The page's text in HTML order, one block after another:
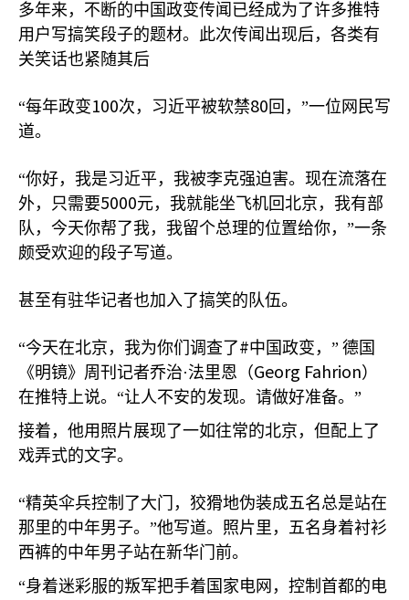
多年来，不断的中国政变传闻已经成为了许多推特
用户写搞笑段子的题材。此次传闻出现后，各类有
关笑话也紧随其后
“每年政变100次，习近平被软禁80 回，”一位网民写
道。
“你好，我是习近平，我被李克强迫害。现在流落在
外，只需要5000元，我就能坐飞机回北京，我有部
队，今天你帮了我，我留个总理的位置给你，”一条
颇受欢迎的段子写道。
甚至有驻华记者也加入了搞笑的队伍。
“今天在北京，我为你们调查了#中国政变，” 德国
《明镜》周刊记者乔治·法里恩（Georg Fahrion）
在推特上说。“让人不安的发现。请做好准备。”
接着，他用照片展现了一如往常的北京，但配上了
戏弄式的文字。
“精英伞兵控制了大门，狡猾地伪装成五名总是站在
那里的中年男子。”他写道。照片里，五名身着衬衫
西裤的中年男子站在新华门前。
“身着迷彩服的叛军把手着国家电网，控制首都的电